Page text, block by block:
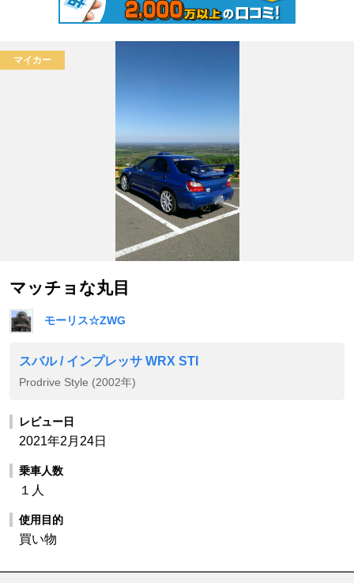
マイカー
マッチョな丸目
モーリス☆ZWG
スバル / インプレッサ WRX STI
Prodrive Style (2002年)
レビュー日
2021年2月24日
乗車人数
１人
使用目的
買い物